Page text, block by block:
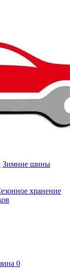
Зимние шины
хранение
0